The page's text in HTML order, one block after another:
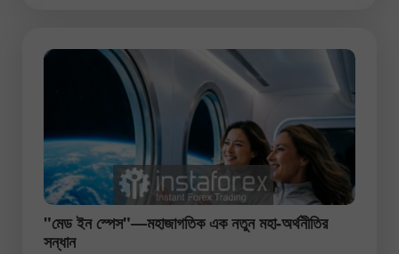
"মেড ইন স্পেস"—মহাজাগতিক এক নতুন মহা-অর্থনীতির
সন্ধান